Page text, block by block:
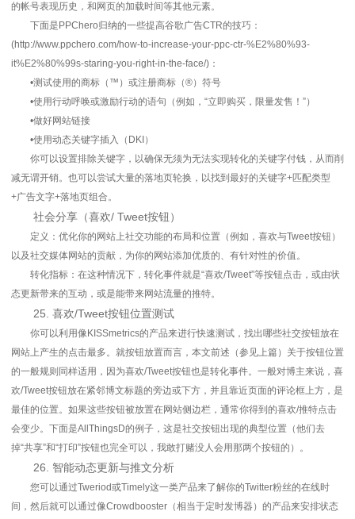
的帐号表现历史，和网页的加载时间等其他元素。
下面是PPChero归纳的一些提高谷歌广告CTR的技巧：
(http://www.ppchero.com/how-to-increase-your-ppc-ctr-%E2%80%93-
it%E2%80%99s-staring-you-right-in-the-face/)：
•测试使用的商标（™）或注册商标（®）符号
•使用行动呼唤或激励行动的语句（例如，“立即购买，限量发售！”）
•做好网站链接
•使用动态关键字插入（DKI）
你可以设置排除关键字，以确保无须为无法实现转化的关键字付钱，从而削
减无谓开销。也可以尝试大量的落地页轮换，以找到最好的关键字+匹配类型
+广告文字+落地页组合。
社会分享（喜欢/ Tweet按钮）
定义：优化你的网站上社交功能的布局和位置（例如，喜欢与Tweet按钮）
以及社交媒体网站的贡献，为你的网站添加优质的、有针对性的价值。
转化指标：在这种情况下，转化事件就是“喜欢/Tweet”等按钮点击，或由状
态更新带来的互动，或是能带来网站流量的推特。
25. 喜欢/Tweet按钮位置测试
你可以利用像KISSmetrics的产品来进行快速测试，找出哪些社交按钮放在
网站上产生的点击最多。就按钮放置而言，本文前述（参见上篇）关于按钮位置
的一般规则同样适用，因为喜欢/Tweet按钮也是转化事件。一般对博主来说，喜
欢/Tweet按钮放在紧邻博文标题的旁边或下方，并且靠近页面的评论框上方，是
最佳的位置。如果这些按钮被放置在网站侧边栏，通常你得到的喜欢/推特点击
会变少。下面是AllThingsD的例子，这是社交按钮出现的典型位置（他们去
掉“共享”和“打印”按钮也完全可以，我敢打赌没人会用那两个按钮的）。
26. 智能动态更新与推文分析
您可以通过Tweriod或Timely这一类产品来了解你的Twitter粉丝的在线时
间，然后就可以通过像Crowdbooster（相当于定时发博器）的产品来安排状态